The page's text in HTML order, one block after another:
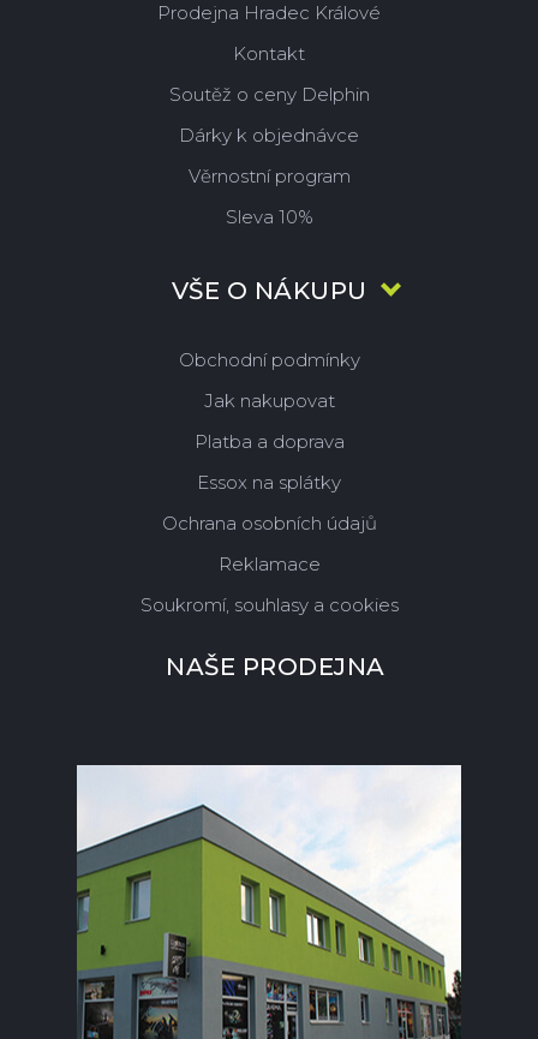
Prodejna Hradec Králové
Kontakt
Soutěž o ceny Delphin
Dárky k objednávce
Věrnostní program
Sleva 10%
VŠE O NÁKUPU
Obchodní podmínky
Jak nakupovat
Platba a doprava
Essox na splátky
Ochrana osobních údajů
Reklamace
Soukromí, souhlasy a cookies
NAŠE PRODEJNA